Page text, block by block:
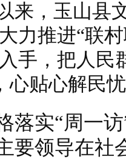
，玉山县文
力推进“联
手，把人
心贴心解民
实“周一访
要领导在社